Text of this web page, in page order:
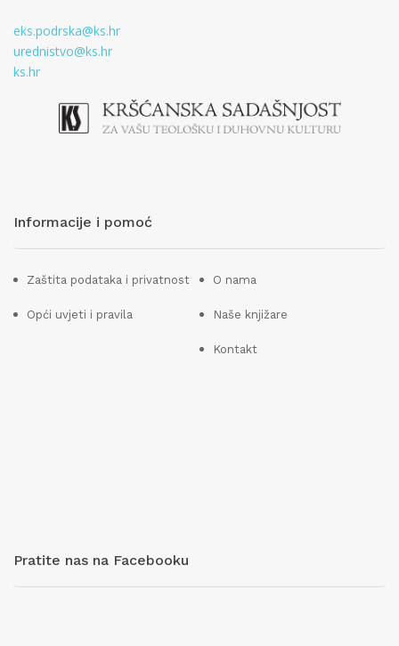
eks.podrska@ks.hr
urednistvo@ks.hr
ks.hr
Informacije i pomoć
Zaštita podataka i privatnost
Opći uvjeti i pravila
O nama
Naše knjižare
Kontakt
Pratite nas na Facebooku